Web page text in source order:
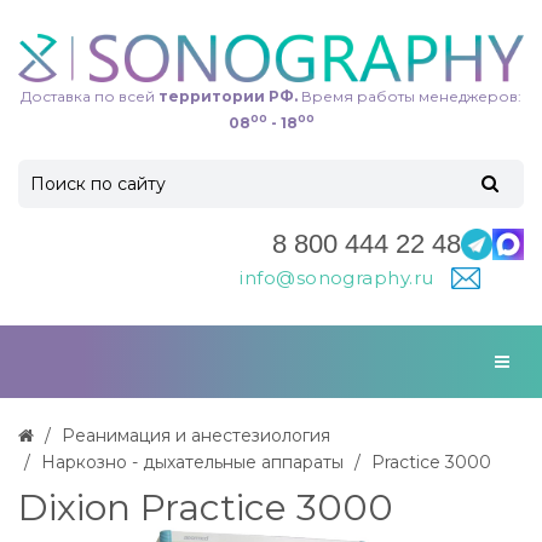
Доставка по всей территории РФ. Время работы менеджеров:
0800 - 1800
8 800 444 22 48
info@sonography.ru
Реанимация и анестезиология
Наркозно - дыхательные аппараты
Practice 3000
Dixion Practice 3000